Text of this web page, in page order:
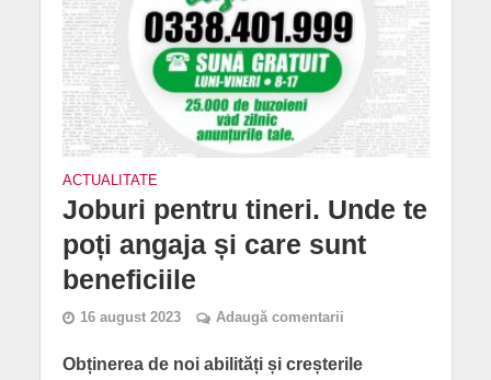
ACTUALITATE
Joburi pentru tineri. Unde te
poți angaja și care sunt
beneficiile
16 august 2023 Adaugă comentarii
Obținerea de noi abilități și creșterile